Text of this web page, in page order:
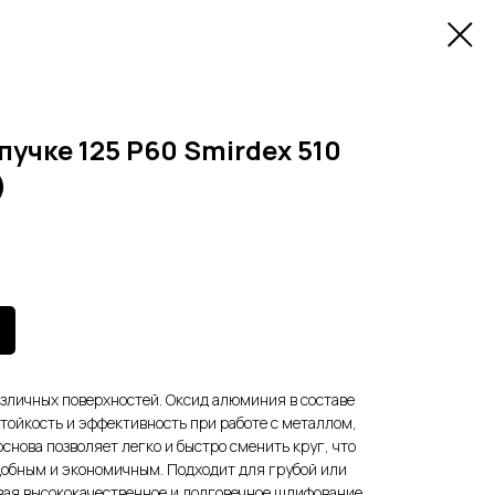
125 Р60 Smirdex 510
поверхностей. Оксид алюминия в составе
и эффективность при работе с металлом,
позволяет легко и быстро сменить круг, что
и экономичным. Подходит для грубой или